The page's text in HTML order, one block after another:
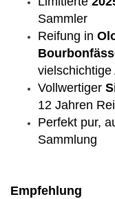
Sammler
Reifung in
vielschichtige
Vollwertiger
12 Jahren
Perfekt pur,
Sammlung
Empfehlung